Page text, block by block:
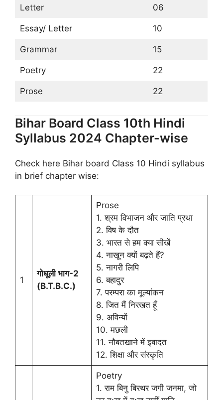
Letter 06
Essay/ Letter 10
Grammar 15
Poetry 22
Prose 22
Bihar Board Class 10th Hindi
Syllabus 2024 Chapter-wise
Check here Bihar board Class 10 Hindi syllabus
in brief chapter wise:
1
गोधूली भाग-2
(B.T.B.C.)
Prose
1. श्रम विभाजन और जाति प्रथा
2. विष के दौत
3. भारत से हम क्या सीखें
4. नाखून क्यों बढ़ते हैं?
5. नागरी लिपि
6. बहादुर
7. परम्परा का मूल्यांकन
8. जित मैं निरखत हूँ
9. अविन्यों
10. मछली
11. नौबतखाने में इबादत
12. शिक्षा और संस्कृति
Poetry
1. राम बिनु बिरथर जगी जनमा, जो